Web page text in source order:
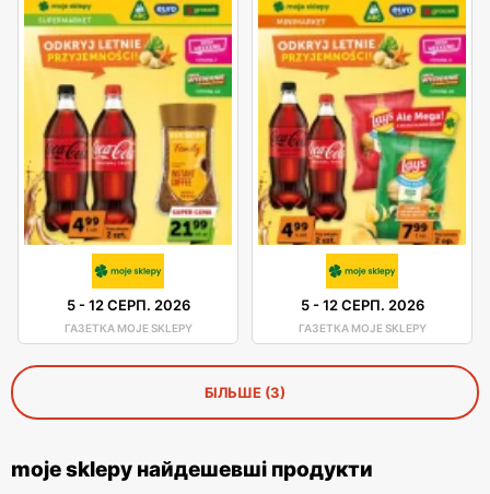
5-12 СЕРП. 2026
ГАЗЕТКА MOJE SKLEPY
5-12 СЕРП. 2026
ГАЗЕТКА MOJE SKLEPY
БІЛЬШЕ (3)
moje sklepy найдешевші продукти